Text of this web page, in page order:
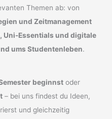
Themen ab: von
und Zeitmanagement
Uni-Essentials und digitale
ums Studentenleben.
beginnst oder
– bei uns findest du Ideen,
und gleichzeitig